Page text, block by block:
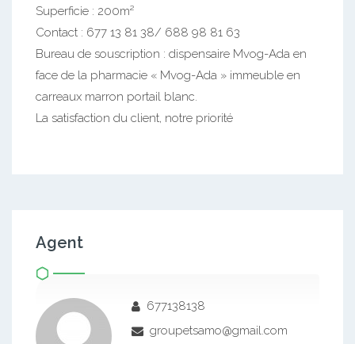
Superficie : 200m²
Contact : 677 13 81 38/ 688 98 81 63
Bureau de souscription : dispensaire Mvog-Ada en
face de la pharmacie « Mvog-Ada » immeuble en
carreaux marron portail blanc.
La satisfaction du client, notre priorité
Agent
677138138
groupetsamo@gmail.com